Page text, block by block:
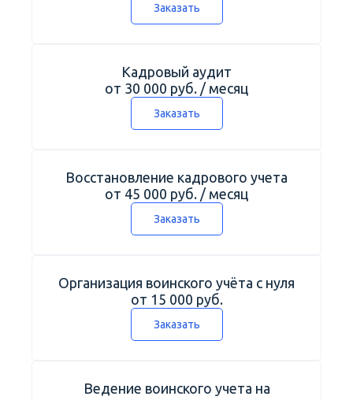
Заказать
Кадровый аудит
от 30 000 руб. / месяц
Заказать
Восстановление кадрового учета
от 45 000 руб. / месяц
Заказать
Организация воинского учёта с нуля
от 15 000 руб.
Заказать
Ведение воинского учета на